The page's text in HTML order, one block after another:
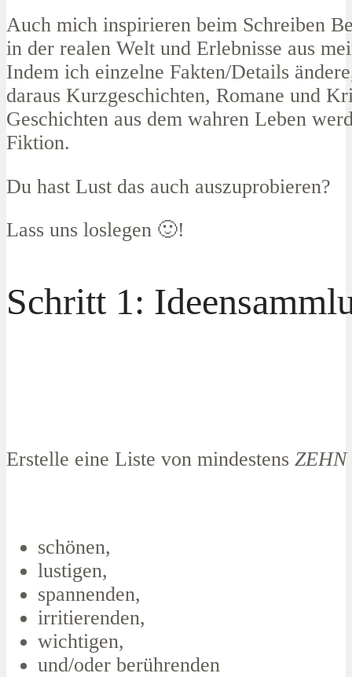
Auch mich inspirieren beim Schreiben
in der realen Welt und Erlebnisse aus
Indem ich einzelne Fakten/Details
daraus Kurzgeschichten, Romane und
Geschichten aus dem wahren Leben
Fiktion.
Du hast Lust das auch auszuprobieren?
Lass uns loslegen 🙂!
Schritt 1:
Erstelle eine Liste von mindestens ZEHN
schönen,
lustigen,
spannenden,
irritierenden,
wichtigen,
und/oder berührenden